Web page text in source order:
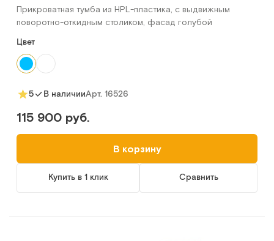
Прикроватная тумба из HPL-пластика, с выдвижным
поворотно-откидным столиком, фасад голубой
Цвет
5 В наличииАрт. 16526
115 900 руб.
В корзину
Купить в 1 клик Сравнить